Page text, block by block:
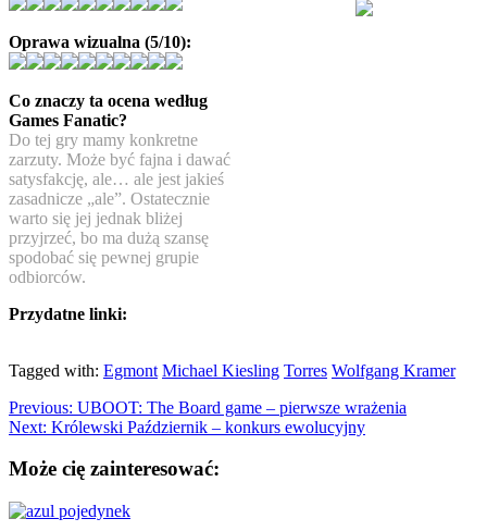
Oprawa wizualna (5/10):
Co znaczy ta ocena według
Games Fanatic?
Do tej gry mamy konkretne
zarzuty. Może być fajna i dawać
satysfakcję, ale… ale jest jakieś
zasadnicze „ale”. Ostatecznie
warto się jej jednak bliżej
przyjrzeć, bo ma dużą szansę
spodobać się pewnej grupie
odbiorców.
Przydatne linki:
Tagged with: Egmont Michael Kiesling Torres Wolfgang Kramer
Previous: UBOOT: The Board game – pierwsze wrażenia
Next: Królewski Październik – konkurs ewolucyjny
Może cię zainteresować: